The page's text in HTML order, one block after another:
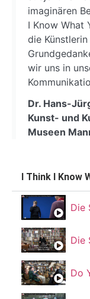
imaginären
I Know What
die
wir uns in
Dr. Hans-
Kunst- und
Museen
I Think I Know
Die
Die
Do